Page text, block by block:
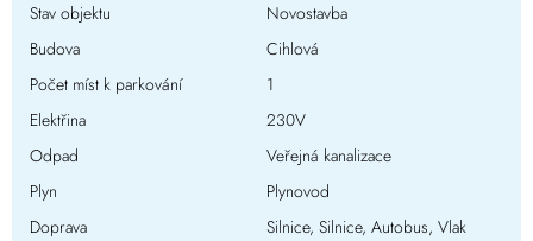
Stav objektu
Novostavba
Budova
Cihlová
Počet míst k parkování
1
Elektřina
230V
Odpad
Veřejná kanalizace
Plyn
Plynovod
Doprava
Silnice, Silnice, Autobus, Vlak